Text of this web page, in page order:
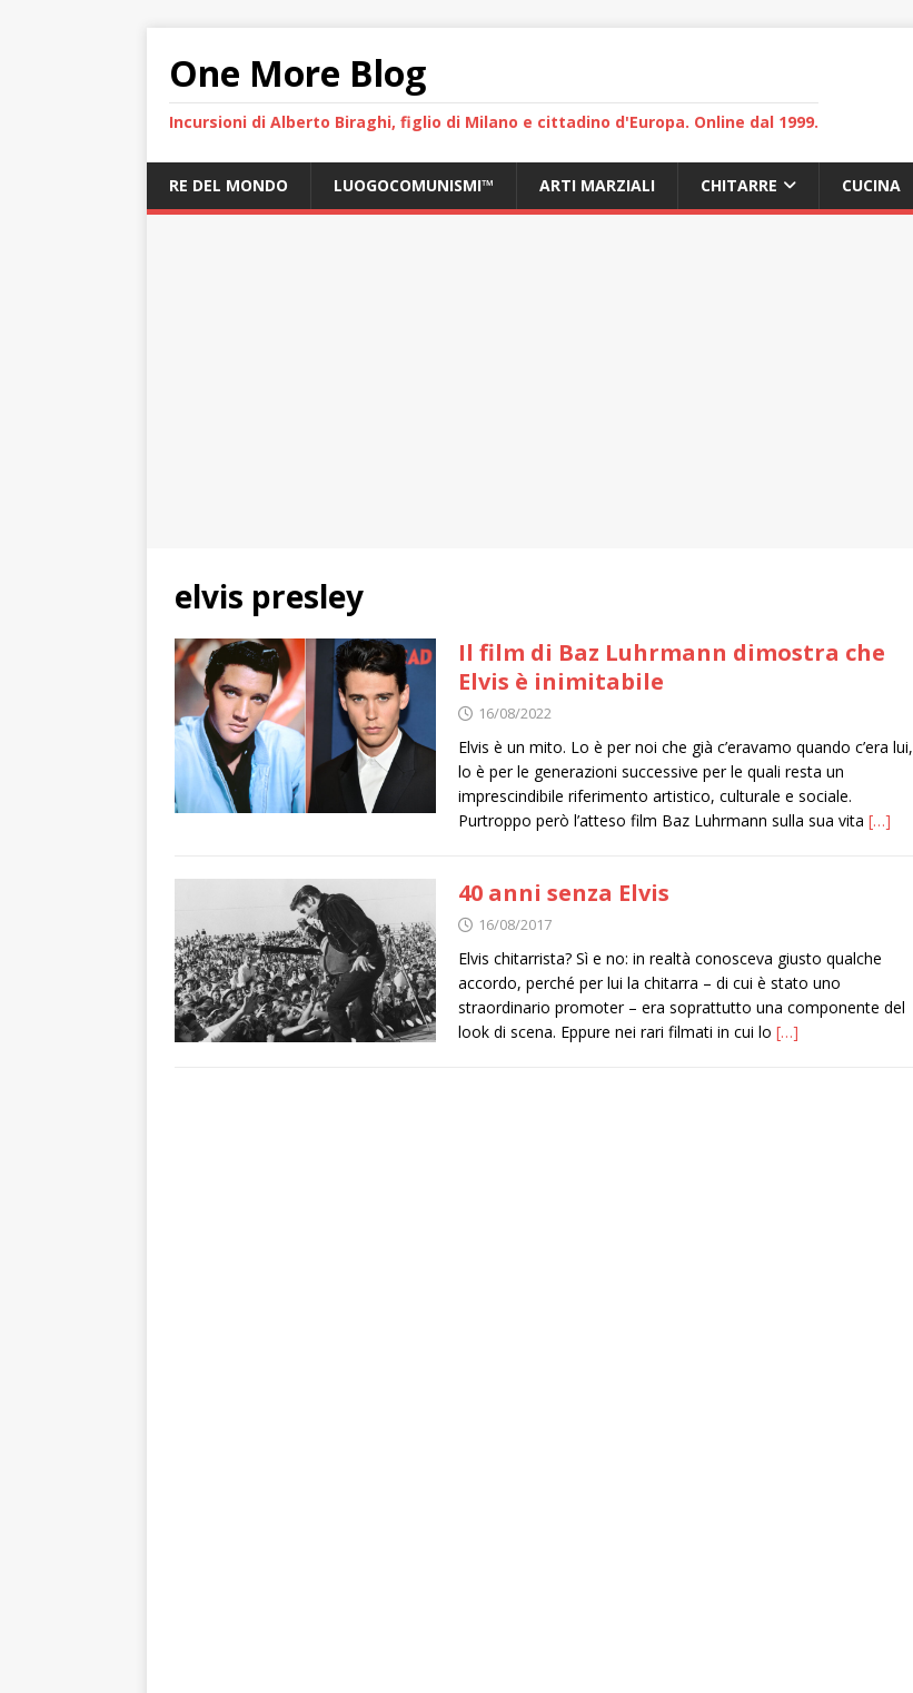
One More Blog
Incursioni di Alberto Biraghi, figlio di Milano e cittadino d'Europa. Online dal 1999.
RE DEL MONDO LUOGOCOMUNISMI™ ARTI MARZIALI CHITARRE CUCINA
elvis presley
Il film di Baz Luhrmann dimostra che
Elvis è inimitabile
16/08/2022
Elvis è un mito. Lo è per noi che già c’eravamo quando c’era lui,
lo è per le generazioni successive per le quali resta un
imprescindibile riferimento artistico, culturale e sociale.
Purtroppo però l’atteso film Baz Luhrmann sulla sua vita […]
40 anni senza Elvis
16/08/2017
Elvis chitarrista? Sì e no: in realtà conosceva giusto qualche
accordo, perché per lui la chitarra – di cui è stato uno
straordinario promoter – era soprattutto una componente del
look di scena. Eppure nei rari filmati in cui lo […]